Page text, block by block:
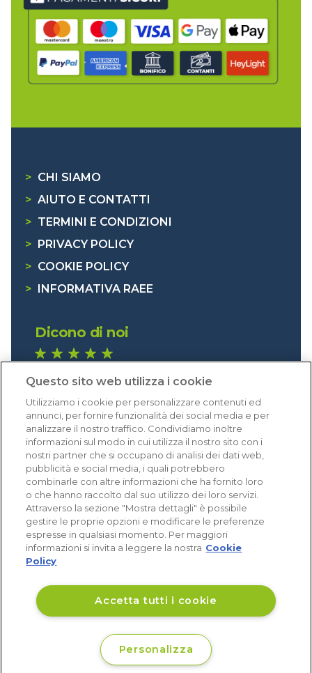
> CHI SIAMO
> AIUTO E CONTATTI
> TERMINI E CONDIZIONI
>
PRIVACY POLICY
> COOKIE POLICY
>
INFORMATIVA RAEE
Dicono di noi
Eccellente (4,8)
Acquisti verificati
Non disponibile
Questo sito web utilizza i cookie
Utilizziamo i cookie per personalizzare contenuti ed
annunci, per fornire funzionalità dei social media e per
analizzare il nostro traffico. Condividiamo inoltre
informazioni sul modo in cui utilizza il nostro sito con i
nostri partner che si occupano di analisi dei dati web,
pubblicità e social media, i quali potrebbero
combinarle con altre informazioni che ha fornito loro
o che hanno raccolto dal suo utilizzo dei loro servizi.
Attraverso la sezione "Mostra dettagli" è possibile
gestire le proprie opzioni e modificare le preferenze
espresse in qualsiasi momento. Per maggiori
informazioni si invita a leggere la nostra Cookie
Policy
Accetta tutti i cookie
Personalizza